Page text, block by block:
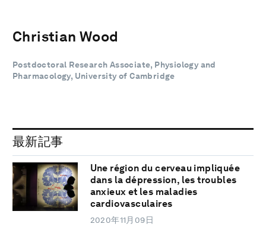
Christian Wood
Postdoctoral Research Associate, Physiology and
Pharmacology, University of Cambridge
最新記事
Une région du cerveau impliquée
dans la dépression, les troubles
anxieux et les maladies
cardiovasculaires
2020年11月09日